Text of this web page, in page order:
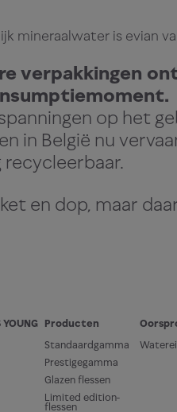
Die
mineraalwater is evian
verpakkingen
op het
in België nu
en dop, maar
YOUNG
Producten
Standaardgamma
Prestigegamma
Glazen flessen
Limited edition-
flessen